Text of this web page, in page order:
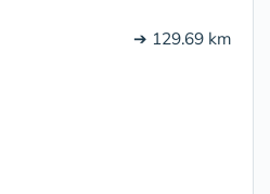
➔ 129.69 km